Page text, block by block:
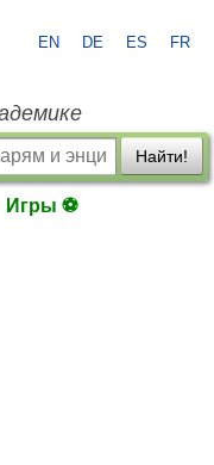
EN DE ES FR
Найти!
Игры ⚽